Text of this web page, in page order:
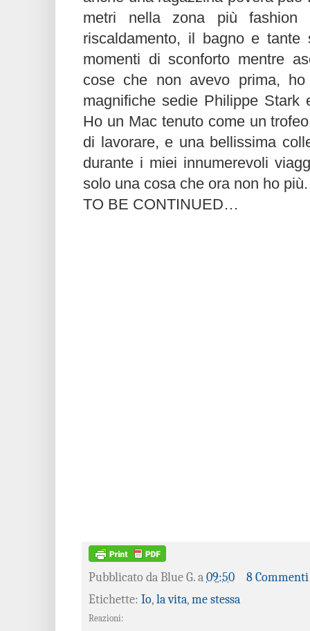
metri nella zona più
riscaldamento, il bagno e
momenti di sconforto mentre
cose che non avevo prima,
magnifiche sedie Philippe
Ho un Mac tenuto come un
di lavorare, e una bellissima
durante i miei innumerevoli
solo una cosa che ora non ho
TO BE CONTINUED…
Pubblicato da Blue G. a 09:50
8 Commenti
Etichette: Io, la vita, me stessa
Reazioni: